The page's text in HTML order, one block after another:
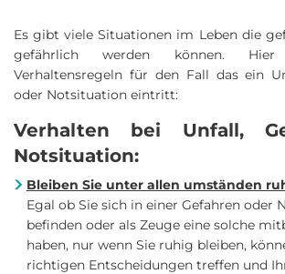
Es gibt viele Situationen im Leben die
gefährlich werden können.
Verhaltensregeln für den Fall das ein
oder Notsituation eintritt:
Verhalten bei Unfall,
Notsituation:
Bleiben Sie unter allen umständen
Egal ob Sie sich in einer Gefahren oder
befinden oder als Zeuge eine solche
haben, nur wenn Sie ruhig bleiben,
richtigen Entscheidungen treffen und